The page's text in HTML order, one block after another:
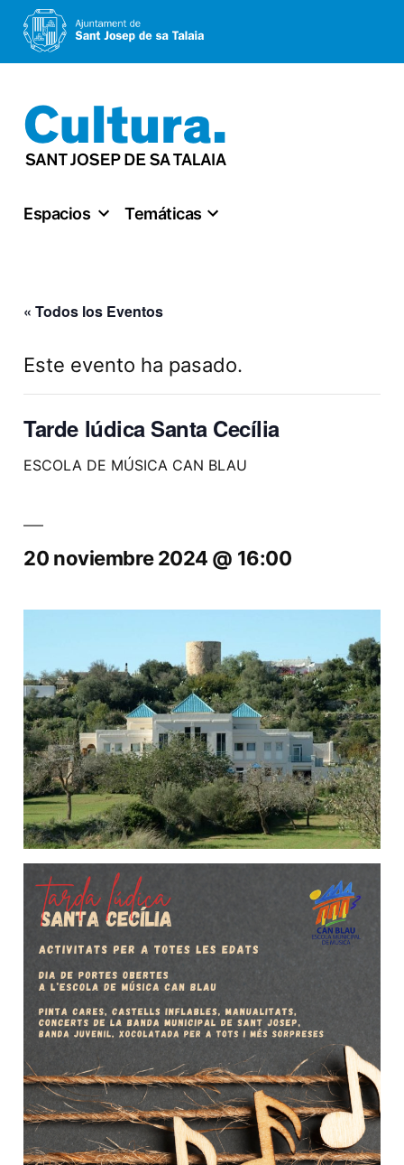
al
contenido
Espacios Temáticas
« Todos los Eventos
Este evento ha pasado.
Tarde lúdica Santa Cecília
ESCOLA DE MÚSICA CAN BLAU
20 noviembre 2024 @ 16:00